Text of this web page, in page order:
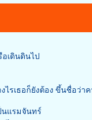
เดินดินไป
รเธอก็ยังต้อง ขึ้นชื่อว่า
นแรมจันทร์